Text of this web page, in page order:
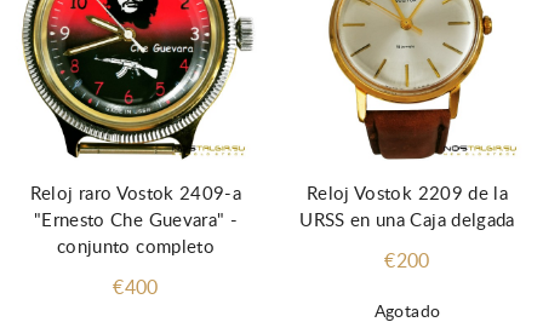
Reloj raro Vostok 2409-a
"Ernesto Che Guevara" -
conjunto completo
€400
Agotado
Reloj Vostok 2209 de la
URSS en una Caja delgada
€200